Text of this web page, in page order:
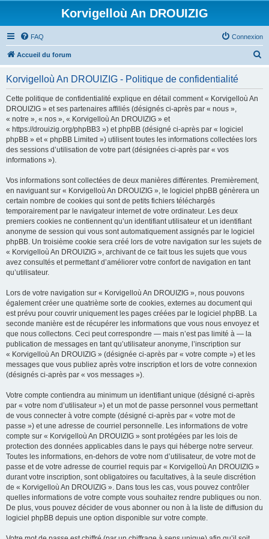
Korvigelloù An DROUIZIG
FAQ Connexion
Accueil du forum
Korvigelloù An DROUIZIG - Politique de confidentialité
Cette politique de confidentialité explique en détail comment « Korvigelloù An
DROUIZIG » et ses partenaires affiliés (désignés ci-après par « nous »,
« notre », « nos », « Korvigelloù An DROUIZIG » et
« https://drouizig.org/phpBB3 ») et phpBB (désigné ci-après par « logiciel
phpBB » et « phpBB Limited ») utilisent toutes les informations collectées lors
des sessions d’utilisation de votre part (désignées ci-après par « vos
informations »).
Vos informations sont collectées de deux manières différentes. Premièrement,
en naviguant sur « Korvigelloù An DROUIZIG », le logiciel phpBB génèrera un
certain nombre de cookies qui sont de petits fichiers téléchargés
temporairement par le navigateur internet de votre ordinateur. Les deux
premiers cookies ne contiennent qu’un identifiant utilisateur et un identifiant
anonyme de session qui vous sont automatiquement assignés par le logiciel
phpBB. Un troisième cookie sera créé lors de votre navigation sur les sujets de
« Korvigelloù An DROUIZIG », archivant de ce fait tous les sujets que vous
avez consultés et permettant d’améliorer votre confort de navigation en tant
qu’utilisateur.
Lors de votre navigation sur « Korvigelloù An DROUIZIG », nous pouvons
également créer une quatrième sorte de cookies, externes au document qui
est prévu pour couvrir uniquement les pages créées par le logiciel phpBB. La
seconde manière est de récupérer les informations que vous nous envoyez et
que nous collectons. Ceci peut correspondre — mais n’est pas limité à — la
publication de messages en tant qu’utilisateur anonyme, l’inscription sur
« Korvigelloù An DROUIZIG » (désignée ci-après par « votre compte ») et les
messages que vous publiez après votre inscription et lors de votre connexion
(désignés ci-après par « vos messages »).
Votre compte contiendra au minimum un identifiant unique (désigné ci-après
par « votre nom d’utilisateur ») et un mot de passe personnel vous permettant
de vous connecter à votre compte (désigné ci-après par « votre mot de
passe ») et une adresse de courriel personnelle. Les informations de votre
compte sur « Korvigelloù An DROUIZIG » sont protégées par les lois de
protection des données applicables dans le pays qui héberge notre serveur.
Toutes les informations, en-dehors de votre nom d’utilisateur, de votre mot de
passe et de votre adresse de courriel requis par « Korvigelloù An DROUIZIG »
durant votre inscription, sont obligatoires ou facultatives, à la seule discrétion
de « Korvigelloù An DROUIZIG ». Dans tous les cas, vous pouvez contrôler
quelles informations de votre compte vous souhaitez rendre publiques ou non.
De plus, vous pouvez décider de vous abonner ou non à la liste de diffusion du
logiciel phpBB depuis une option disponible sur votre compte.